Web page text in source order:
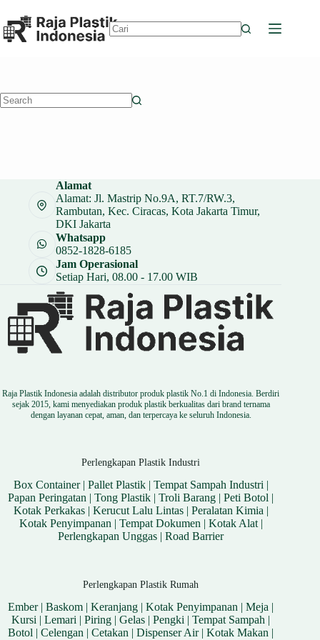
to
content
Alamat
Alamat: Jl. Mastrip No.9A, RT.7/RW.3,
Rambutan, Kec. Ciracas, Kota Jakarta Timur,
DKI Jakarta
Whatsapp
0852-1828-6185
Jam Operasional
Setiap Hari, 08.00 - 17.00 WIB
Raja Plastik Indonesia adalah distributor produk plastik No.1 di Indonesia. Berdiri
sejak 2015, kami menyediakan produk plastik berkualitas dari brand ternama
dengan layanan cepat, aman, dan terpercaya ke seluruh Indonesia.
Perlengkapan Plastik Industri
Box Container| Pallet Plastik| Tempat Sampah Industri |
Papan Peringatan |Tong Plastik |Troli Barang |Peti Botol |
Kotak Perkakas| Kerucut Lalu Lintas| Peralatan Kimia |
Kotak Penyimpanan | Tempat Dokumen | Kotak Alat|
Perlengkapan Unggas |Road Barrier
Perlengkapan Plastik Rumah
Ember|Baskom |Keranjang |Kotak Penyimpanan |Meja |
Kursi |Lemari |Piring |Gelas |Pengki |Tempat Sampah |
Botol |Celengan |Cetakan |Dispenser Air|Kotak Makan |